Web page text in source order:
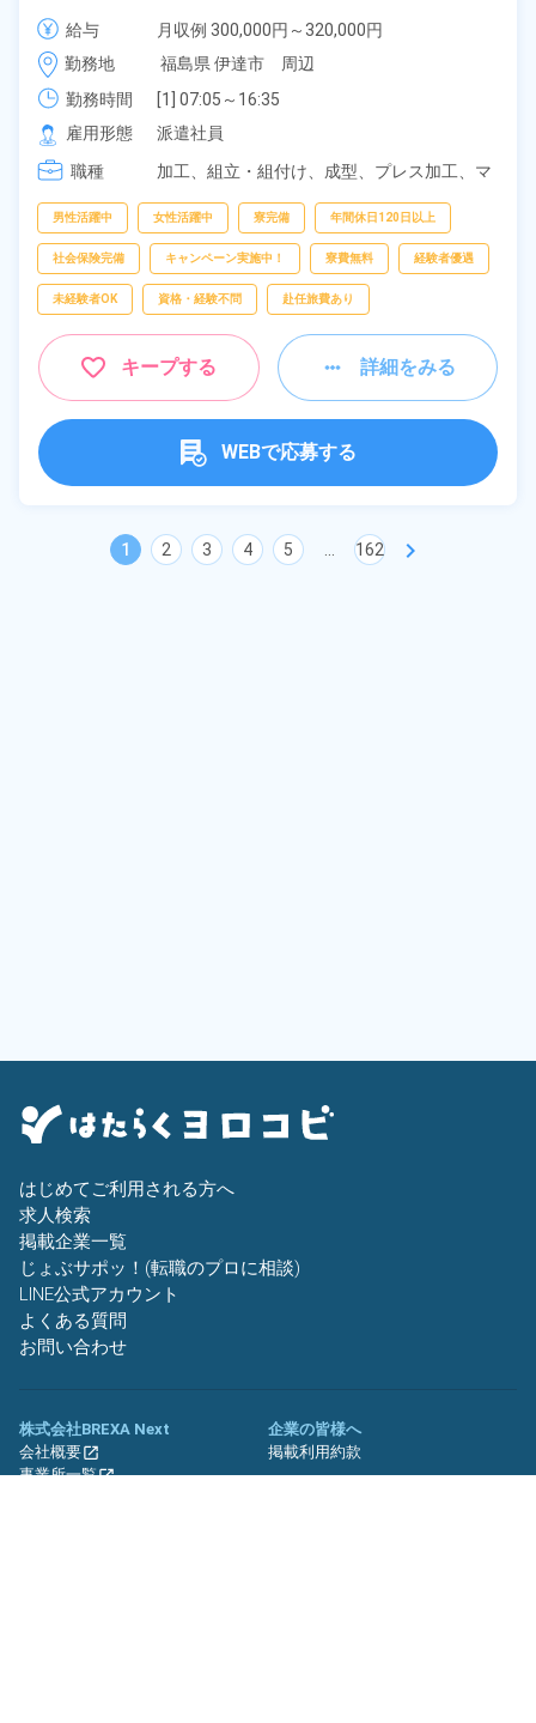
士の応募OK！寮費実質無料＆備品付きワンルーム寮
完備！日払い制度あり！社員食堂利用OK！《福島県
伊達市》
給与
月収例 300,000円～320,000円
時給 1,350円～1,350円
勤務地
福島県 伊達市　周辺
勤務時間
[1] 07:05～16:35
[2] 18:50～04:20
[3] 08:20～17:05
雇用形態
派遣社員
職種
加工、 組立・組付け、 成型、 プレス加工、 マ
洗浄
男性活躍中 女性活躍中 寮完備 年間休日120日以上
社会保険完備 キャンペーン実施中！ 寮費無料 経験者優遇
未経験者OK 資格・経験不問 赴任旅費あり
キープする 詳細をみる
WEBで応募する
1 2 3 4 5 162 chevron_right
はじめてご利用される方へ
求人検索
掲載企業一覧
じょぶサポッ！(転職のプロに相談)
LINE公式アカウント
よくある質問
お問い合わせ
株式会社BREXA Next
会社概要
事業所一覧
企業の皆様へ
掲載利用約款